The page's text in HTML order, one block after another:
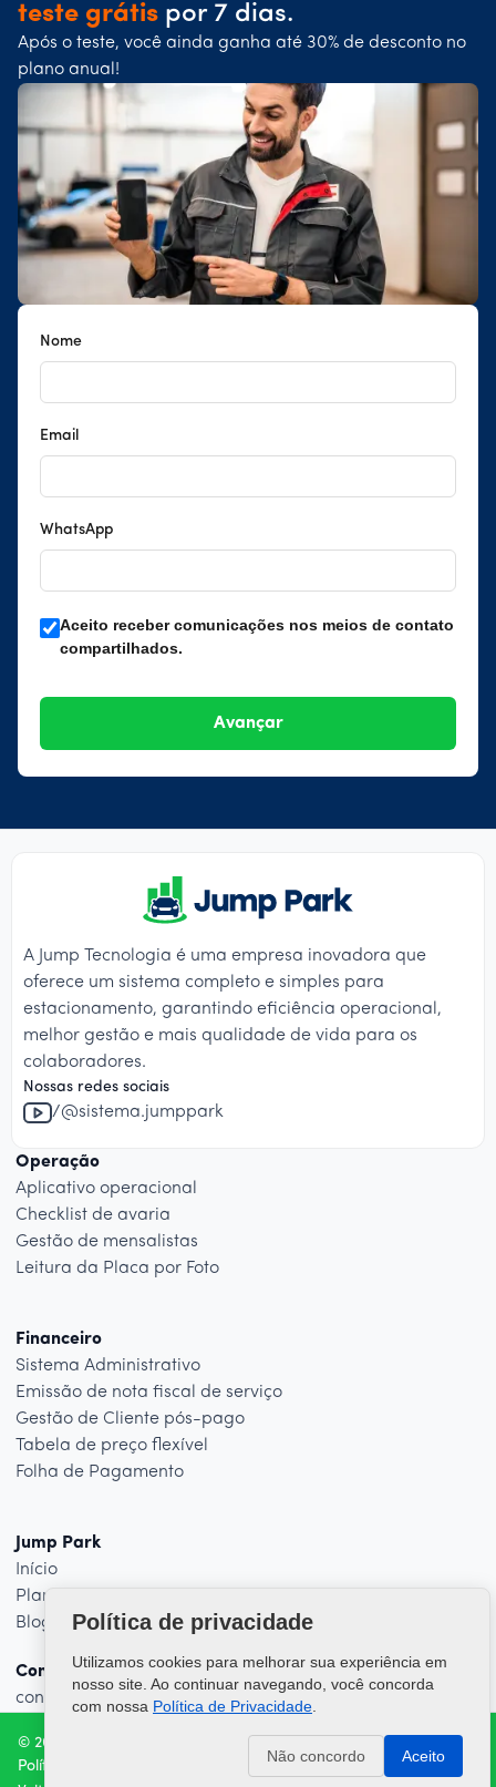
teste grátis por 7 dias.
Após o teste, você ainda ganha até 30% de desconto no
plano anual!
Nome
Email
WhatsApp
Aceito receber comunicações nos meios de contato
compartilhados.
A Jump Tecnologia é uma empresa inovadora que
oferece um sistema completo e simples para
estacionamento, garantindo eficiência operacional,
melhor gestão e mais qualidade de vida para os
colaboradores.
Nossas redes sociais
/@sistema.jumppark
Operação
Aplicativo operacional
Checklist de avaria
Gestão de mensalistas
Leitura da Placa por Foto
Financeiro
Sistema Administrativo
Emissão de nota fiscal de serviço
Gestão de Cliente pós-pago
Tabela de preço flexível
Folha de Pagamento
Jump Park
Início
Planos
Blog
Contato
contato@jumptecnologia.com
© 2026 - Jump Park. Todos os direitos reservados
Política de privacidade
Política de privacidade
Utilizamos cookies para melhorar sua experiência em
nosso site. Ao continuar navegando, você concorda
com nossa Política de Privacidade
Não concordo Aceito